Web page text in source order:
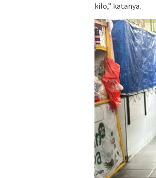
kilo,” katanya.